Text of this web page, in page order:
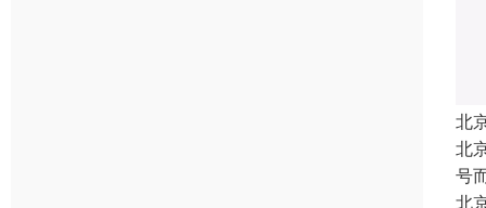
北
北
号
北